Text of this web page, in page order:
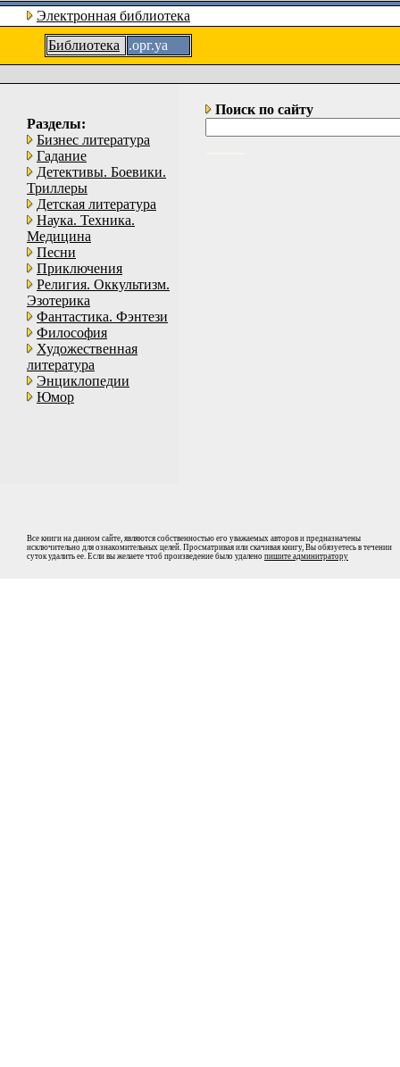
Электронная библиотека
Библиотека
.орг.уа
Разделы:
Бизнес литература
Гадание
Детективы. Боевики.
Триллеры
Детская литература
Наука. Техника.
Медицина
Песни
Приключения
Религия. Оккультизм.
Эзотерика
Фантастика. Фэнтези
Философия
Художественная
литература
Энциклопедии
Юмор
Поиск по сайту
Все книги на данном сайте, являются собственностью его уважаемых авторов и предназначены
исключительно для ознакомительных целей. Просматривая или скачивая книгу, Вы обязуетесь в течении
суток удалить ее. Если вы желаете чтоб произведение было удалено пишите админитратору